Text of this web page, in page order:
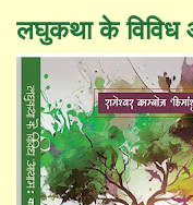
लघुकथा के विविध